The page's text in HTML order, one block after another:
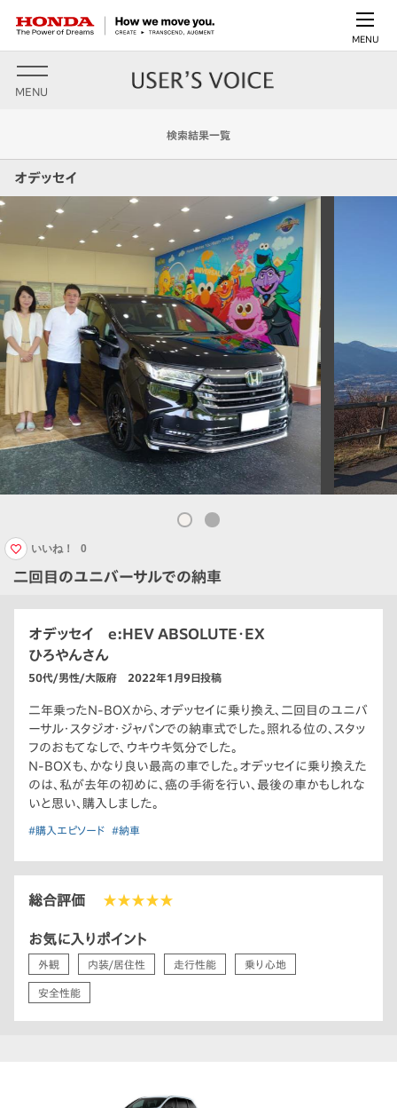
MENU
MENU
検索結果一覧
オデッセイ
二回目のユニバーサルでの納車
いいね！ 0
オデッセイ e:HEV ABSOLUTE・EX
ひろやんさん
50代/男性/大阪府 2022年1月9日投稿
二年乗ったN-BOXから、オデッセイに乗り換え、二回目のユニバ
ーサル・スタジオ・ジャパンでの納車式でした。照れる位の、スタッ
フのおもてなしで、ウキウキ気分でした。
N-BOXも、かなり良い最高の車でした。オデッセイに乗り換えた
のは、私が去年の初めに、癌の手術を行い、最後の車かもしれな
いと思い、購入しました。
#購入エピソード #納車
総合評価 ★★★★★
お気に入りポイント
外観 内装/居住性 走行性能 乗り心地
安全性能